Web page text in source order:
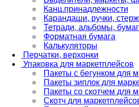
Канц.принадлежности
Карандаши, ручки,
Тетради, альбомы,
Форматная бумага
Калькуляторы
Перчатки, верхонки
Упаковка для маркетплейсов
Пакеты с бегунком для
Пакеты зиплок для
Пакеты со скотчем для
Скотч для